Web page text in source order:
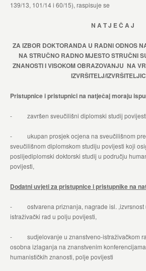
139/13, 101/14 i 60/15), raspisuje se
N A T J E Č A J
ZA IZBOR DOKTORANDA U RADNI ODNOS
NA STRUČNO RADNO MJESTO STRUČNI
ZNANOSTI I VISOKOM OBRAZOVANJU NA
IZVRŠITELJ/
Pristupnice i pristupnici na natječaj moraju
- završen sveučilišni diplomski studij povijesti
- ukupan prosjek ocjena na sveučilišnom
sveučilišnom diplomskom studiju povijesti koji
poslijediplomski doktorski studij u području
povijesti,
Dodatni uvjeti za pristupnice i pristupnike na
- ostvarena priznanja, nagrade isl. ,izvrsnost
istraživački rad u polju povijesti,
- sudjelovanje u znanstveno-istraživačkom
osobna izlaganja na znanstvenim
humanističkih znanosti, polje povijesti